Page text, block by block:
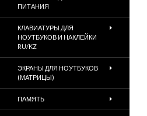
ПИТАНИЯ
КЛАВИАТУРЫ ДЛЯ
НОУТБУКОВ И НАКЛЕЙКИ
RU/KZ
ЭКРАНЫ ДЛЯ НОУТБУКОВ
(МАТРИЦЫ)
ПАМЯТЬ